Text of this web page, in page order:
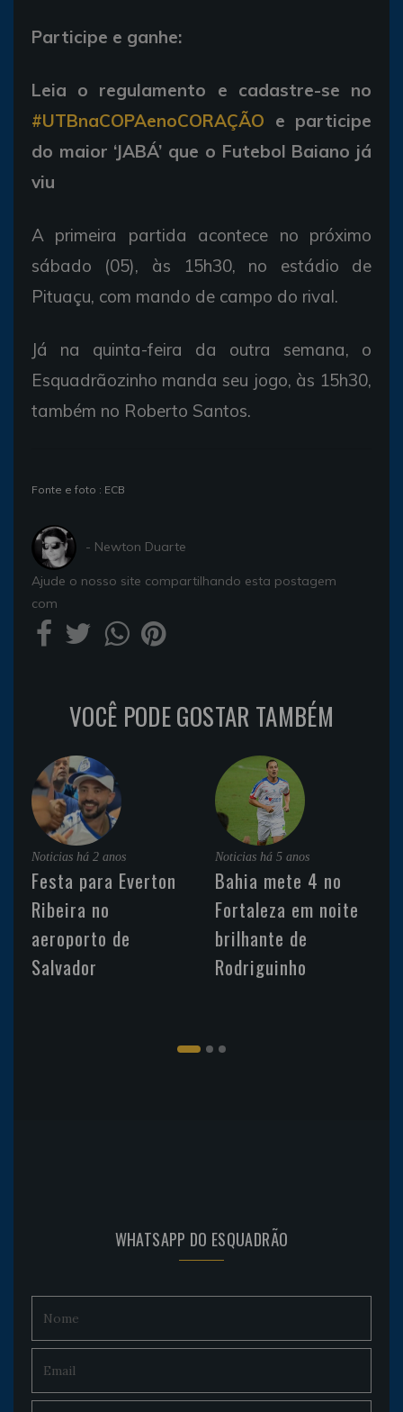
Participe e ganhe:
Leia o regulamento e cadastre-se no
#UTBnaCOPAenoCORAÇÃO e participe
do maior ‘JABÁ’ que o Futebol Baiano já
viu
A primeira partida acontece no próximo
sábado (05), às 15h30, no estádio de
Pituaçu, com mando de campo do rival.
Já na quinta-feira da outra semana, o
Esquadrãozinho manda seu jogo, às 15h30,
também no Roberto Santos.
Fonte e foto : ECB
- Newton Duarte
Ajude o nosso site compartilhando esta postagem
com
VOCÊ PODE GOSTAR TAMBÉM
Noticias há 2 anos
Festa para Everton
Ribeira no
aeroporto de
Salvador
Noticias há 5 anos
Bahia mete 4 no
Fortaleza em noite
brilhante de
Rodriguinho
WHATSAPP DO ESQUADRÃO